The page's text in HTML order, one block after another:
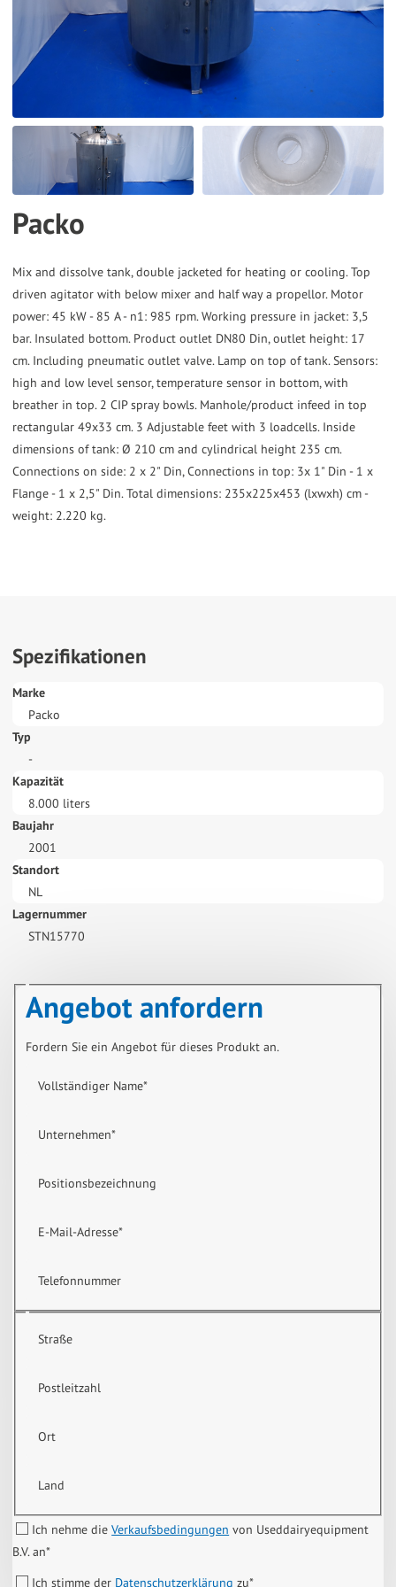
the
selected
search
result.
Touch
can
and
swipe
gestures.
Packo
Mix and dissolve tank, double jacketed for heating or cooling. Top
driven agitator with below mixer and half way a propellor. Motor
power: 45 kW - 85 A - n1: 985 rpm. Working pressure in jacket: 3,5
bar. Insulated bottom. Product outlet DN80 Din, outlet height: 17
cm. Including pneumatic outlet valve. Lamp on top of tank. Sensors:
high and low level sensor, temperature sensor in bottom, with
breather in top. 2 CIP spray bowls. Manhole/product infeed in top
rectangular 49x33 cm. 3 Adjustable feet with 3 loadcells. Inside
dimensions of tank: Ø 210 cm and cylindrical height 235 cm.
Connections on side: 2 x 2" Din, Connections in top: 3x 1" Din - 1 x
Flange - 1 x 2,5" Din. Total dimensions: 235x225x453 (lxwxh) cm -
weight: 2.220 kg.
Spezifikationen
Marke
Packo
Typ
-
Kapazität
8.000 liters
Baujahr
2001
Standort
NL
Lagernummer
STN15770
Angebot anfordern
Fordern Sie ein Angebot für dieses Produkt an.
Vollständiger Name*
Unternehmen*
Positionsbezeichnung
E-Mail-Adresse*
Telefonnummer
Straße
Postleitzahl
Ort
Land
Ich nehme dieVerkaufsbedingungen von Useddairyequipment
B.V. an*
Ich stimme der Datenschutzerklärung zu*